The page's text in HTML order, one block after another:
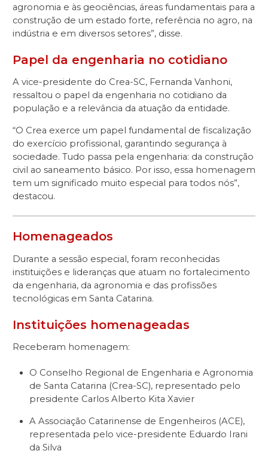
agronomia e às geociências, áreas fundamentais para a
construção de um estado forte, referência no agro, na
indústria e em diversos setores”, disse.
Papel da engenharia no cotidiano
A vice-presidente do Crea-SC, Fernanda Vanhoni,
ressaltou o papel da engenharia no cotidiano da
população e a relevância da atuação da entidade.
“O Crea exerce um papel fundamental de fiscalização
do exercício profissional, garantindo segurança à
sociedade. Tudo passa pela engenharia: da construção
civil ao saneamento básico. Por isso, essa homenagem
tem um significado muito especial para todos nós”,
destacou.
Homenageados
Durante a sessão especial, foram reconhecidas
instituições e lideranças que atuam no fortalecimento
da engenharia, da agronomia e das profissões
tecnológicas em Santa Catarina.
Instituições homenageadas
Receberam homenagem:
O Conselho Regional de Engenharia e Agronomia
de Santa Catarina (Crea-SC), representado pelo
presidente Carlos Alberto Kita Xavier
A Associação Catarinense de Engenheiros (ACE),
representada pelo vice-presidente Eduardo Irani
da Silva